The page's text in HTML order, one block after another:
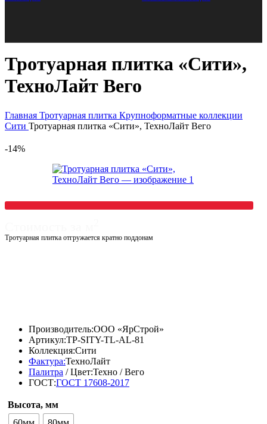
Тротуарная плитка «Сити»,
ТехноЛайт Вего
Главная Тротуарная плитка Крупноформатные коллекции
Сити Тротуарная плитка «Сити», ТехноЛайт Вего
-14%
Тротуарная плитка отгружается кратно поддонам
3612,00 ₽
Производитель:ООО «ЯрСтрой»
Артикул:TP-SITY-TL-AL-81
Коллекция:Сити
Фактура:ТехноЛайт
Палитра / Цвет:Техно / Вего
ГОСТ:ГОСТ 17608-2017
Высота, мм